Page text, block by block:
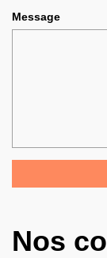
Message
Nos